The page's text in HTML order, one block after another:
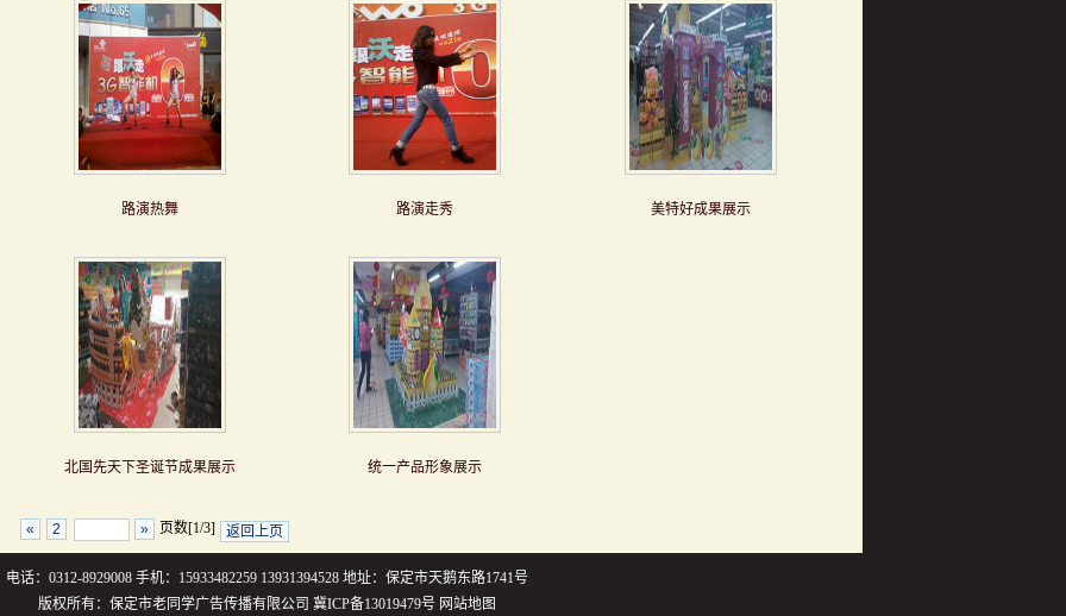
路演热舞 路演走秀 美特好成果展示
北国先天下圣诞节成果展示 统一产品形象展示
« 2 » 页数[1/3] 返回上页
电话：0312-8929008 手机：15933482259 13931394528 地址：保定市天鹅东路1741号
版权所有：保定市老同学广告传播有限公司 冀ICP备13019479号 网站地图